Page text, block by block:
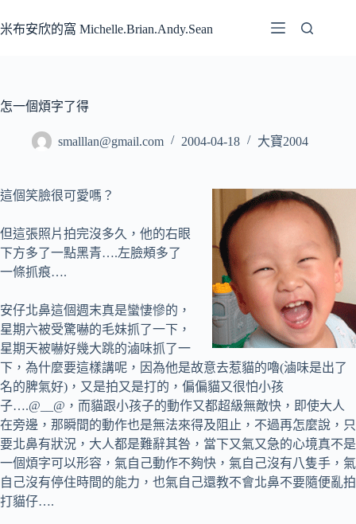
至
容
米布安欣的窩 Michelle.Brian.Andy.Sean
怎一個煩字了得
smalllan@gmail.com 2004-04-18 大寶2004
這個笑臉很可愛嗎？
但這張照片拍完沒多久，他的右眼
下方多了一點黑青….左臉頰多了
一條抓痕….
安仔北鼻這個週末真是蠻悽慘的，
星期六被受驚嚇的毛妹抓了一下，
星期天被嚇好幾大跳的滷味抓了一
下，為什麼要這樣講呢，因為他是故意去惹貓的嚕(滷味是出了
名的脾氣好)，又是拍又是打的，偏偏貓又很怕小孩
子….@__@，而貓跟小孩子的動作又都超級無敵快，即使大人
在旁邊，那瞬間的動作也是無法來得及阻止，不過再怎麼說，只
要北鼻有狀況，大人都是難辭其咎，當下又氣又急的心境真不是
一個煩字可以形容，氣自己動作不夠快，氣自己沒有八隻手，氣
自己沒有停住時間的能力，也氣自己還教不會北鼻不要隨便亂拍
打貓仔….